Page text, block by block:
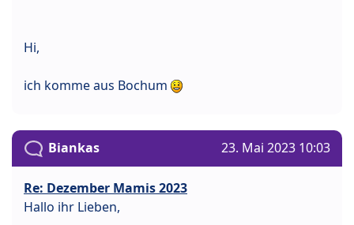
Hi,
ich komme aus Bochum
Biankas 23. Mai 2023 10:03
Re: Dezember Mamis 2023
Hallo ihr Lieben,